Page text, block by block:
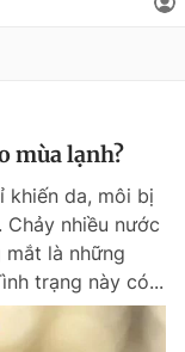
mùa lạnh?
khiến da, môi bị
nhiều nước
là những
trạng này có...